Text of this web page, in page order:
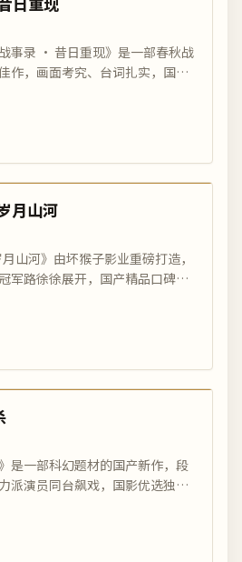
事录 · 昔日重现》是一部春秋战
作，画面考究、台词扎实，国影
观看。
90:15
月山河
山河》由坏猴子影业重磅打造，
军路徐徐展开，国产精品口碑之
尽在国影优选。
99:14
是一部科幻题材的国产新作，段
派演员同台飙戏，国影优选独家